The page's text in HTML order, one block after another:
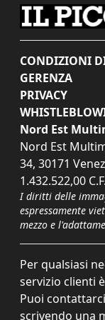
CONDIZIONI
GERENZA
PRIVACY
Nord Est
Nord Est
34, 30171
1.432.522,00
I diritti delle
espressamente
mezzo e
Per qualsiasi
servizio clienti
Puoi
scrivendo una